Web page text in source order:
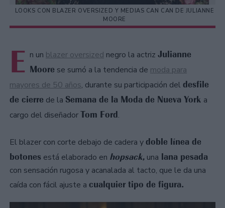
LOOKS CON BLAZER OVERSIZED Y MEDIAS CAN CAN DE JULIANNE
MOORE
E n un blazer oversized negro la actriz Julianne
Moore se sumó a la tendencia de moda para
mayores de 50 años, durante su participación del desfile
de cierre de la Semana de la Moda de Nueva York a
cargo del diseñadorTom Ford.
El blazer con corte debajo de cadera ydoble línea de
botones está elaborado en hopsack, una lana pesada
con sensación rugosa y acanalada al tacto, que le da una
caída con fácil ajuste a cualquier tipo de figura.